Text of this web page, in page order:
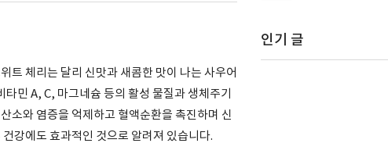
트 체리는 달리 신맛과 새콤한 맛이 나는 사우어
민 A, C, 마그네슘 등의 활성 물질과 생체주기
소와 염증을 억제하고 혈액순환을 촉진하며 신
강에도 효과적인 것으로 알려져 있습니다.
인기 글